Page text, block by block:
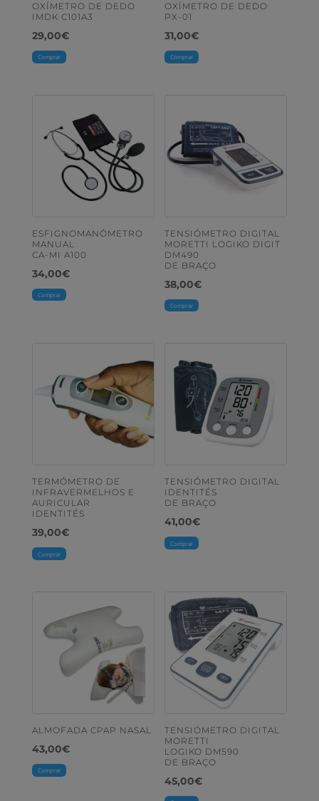
OXÍMETRO DE DEDO
IMDK C101A3
29,00€
Comprar
OXÍMETRO DE DEDO
PX-01
31,00€
Comprar
ESFIGNOMANÓMETRO
MANUAL
CA-MI A100
34,00€
Comprar
TENSIÓMETRO DIGITAL
MORETTI LOGIKO DIGIT
DM490
DE BRAÇO
38,00€
Comprar
TERMÓMETRO DE
INFRAVERMELHOS E
AURICULAR
IDENTITÉS
39,00€
Comprar
TENSIÓMETRO DIGITAL
IDENTITÉS
DE BRAÇO
41,00€
Comprar
ALMOFADA CPAP NASAL
43,00€
Comprar
TENSIÓMETRO DIGITAL
MORETTI
LOGIKO DM590
DE BRAÇO
45,00€